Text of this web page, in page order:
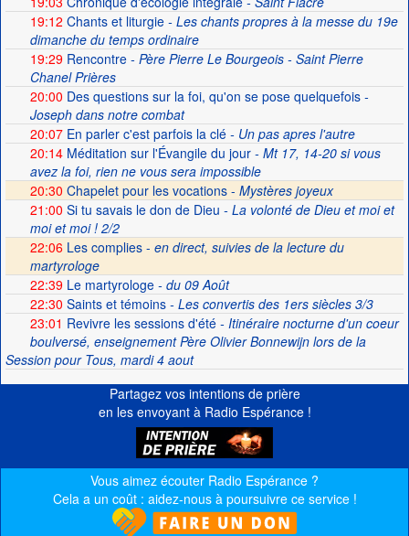
19:12 Chants et liturgie- Les chants propres à la messe du 19e
dimanche du temps ordinaire
19:29Rencontre- Père Pierre Le Bourgeois - Saint Pierre
Chanel Prières
20:00 Des questions sur la foi, qu'on se pose quelquefois-
Joseph dans notre combat
20:07En parler c'est parfois la clé- Un pas apres l'autre
20:14Méditation sur l'Évangile du jour- Mt 17, 14-20 si vous
avez la foi, rien ne vous sera impossible
20:30 Chapelet pour les vocations - Mystères joyeux
21:00 Si tu savais le don de Dieu - La volonté de Dieu et moi et
moi et moi ! 2/2
22:06 Les complies - en direct, suivies de la lecture du
martyrologe
22:39Le martyrologe- du 09 Août
22:30 Saints et témoins- Les convertis des 1ers siècles 3/3
23:01 Revivre les sessions d'été- Itinéraire nocturne d'un coeur
boulversé, enseignement Père Olivier Bonnewijn lors de la
Session pour Tous, mardi 4 aout
Partagez vos intentions de prière
en les envoyant à Radio Espérance !
Vous aimez écouter Radio Espérance ?
Cela a un coût : aidez-nous à poursuivre ce service !